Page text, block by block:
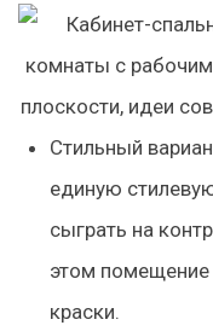
Стильный
единую
сыграть на
этом помещение
краски.